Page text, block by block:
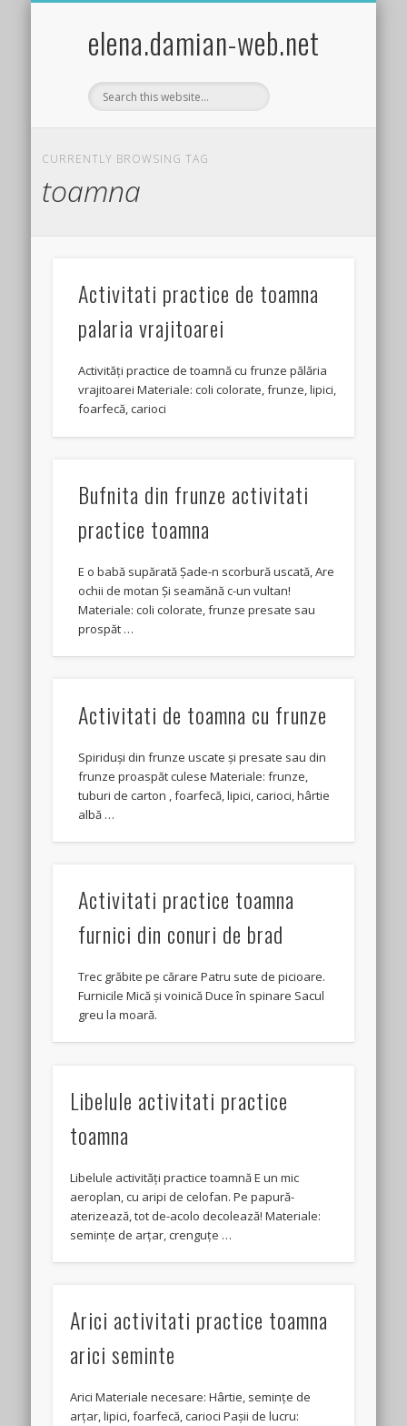
elena.damian-web.net
CURRENTLY BROWSING TAG
toamna
Activitati practice de toamna
palaria vrajitoarei
Activități practice de toamnă cu frunze pălăria
vrajitoarei Materiale: coli colorate, frunze, lipici,
foarfecă, carioci
Bufnita din frunze activitati
practice toamna
E o babă supărată Şade-n scorbură uscată, Are
ochii de motan Şi seamănă c-un vultan!
Materiale: coli colorate, frunze presate sau
prospăt …
Activitati de toamna cu frunze
Spiriduși din frunze uscate și presate sau din
frunze proaspăt culese Materiale: frunze,
tuburi de carton , foarfecă, lipici, carioci, hârtie
albă …
Activitati practice toamna
furnici din conuri de brad
Trec grăbite pe cărare Patru sute de picioare.
Furnicile Mică și voinică Duce în spinare Sacul
greu la moară.
Libelule activitati practice
toamna
Libelule activități practice toamnă E un mic
aeroplan, cu aripi de celofan. Pe papură-
aterizează, tot de-acolo decolează! Materiale:
semințe de arțar, crenguțe …
Arici activitati practice toamna
arici seminte
Arici Materiale necesare: Hârtie, semințe de
arțar, lipici, foarfecă, carioci Pașii de lucru: